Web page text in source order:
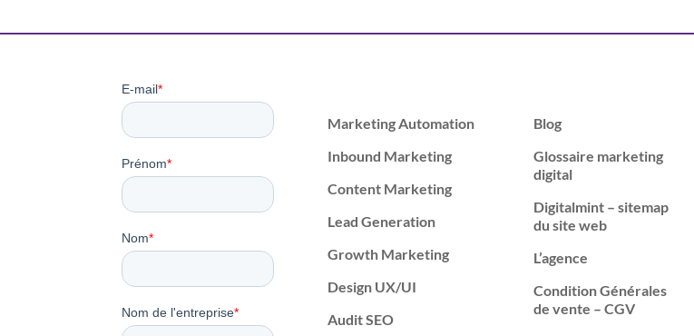
Marketing Automation
Inbound Marketing
Content Marketing
Lead Generation
Growth Marketing
Design UX/UI
Audit SEO
Blog
Glossaire marketing
digital
Digitalmint – sitemap
du site web
L’agence
Condition Générales
de vente – CGV